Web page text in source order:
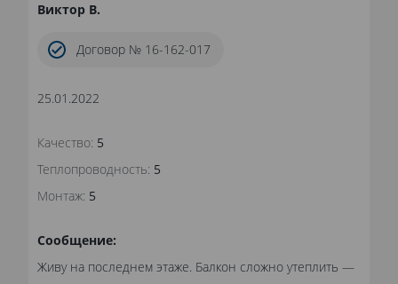
Виктор В.
Договор № 16-162-017
25.01.2022
Качество: 5
Теплопроводность: 5
Монтаж: 5
Сообщение:
Живу на последнем этаже. Балкон сложно утеплить —